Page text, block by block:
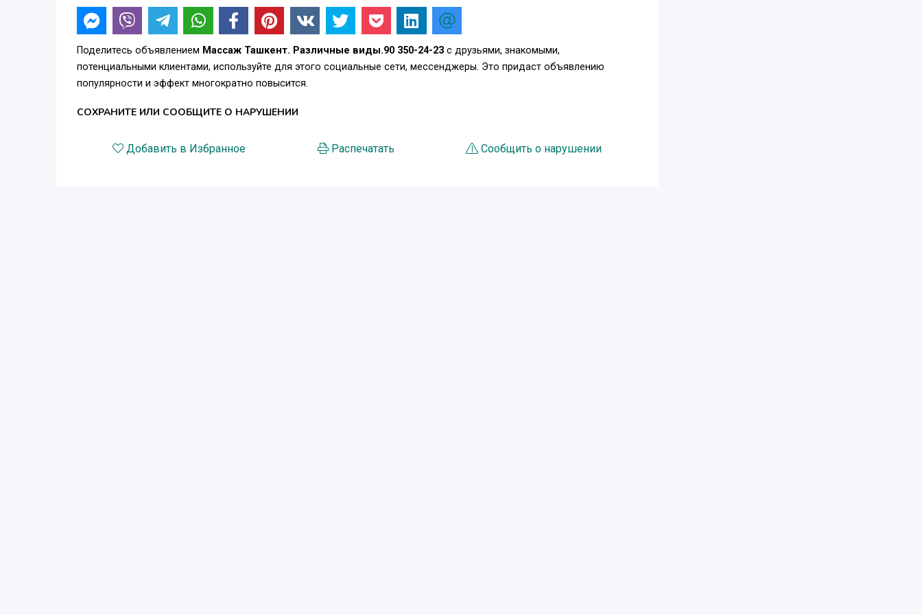
Поделитесь объявлением Массаж Ташкент. Различные виды.90 350-24-23 с друзьями, знакомыми,
потенциальными клиентами, используйте для этого социальные сети, мессенджеры. Это придаст объявлению
популярности и эффект многократно повысится.
СОХРАНИТЕ ИЛИ СООБЩИТЕ О НАРУШЕНИИ
Добавить в Избранное Распечатать Сообщить о нарушении